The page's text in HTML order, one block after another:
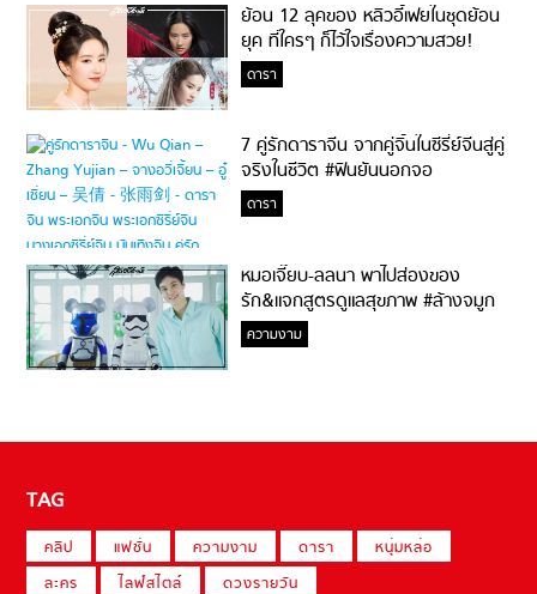
ย้อน 12 ลุคของ หลิวอี้เฟยในชุดย้อน
ยุค ที่ใครๆ ก็ไว้ใจเรื่องความสวย!
ดารา
7 คู่รักดาราจีน จากคู่จิ้นในซีรี่ย์จีนสู่คู่
จริงในชีวิต #ฟินยันนอกจอ
ดารา
หมอเจี๊ยบ-ลลนา พาไปส่องของ
รัก&แจกสูตรดูแลสุขภาพ #ล้างจมูก
ไม่ยากจะสอนให้
ความงาม
TAG
คลิป แฟชั่น ความงาม ดารา
หนุ่มหล่อ
ละคร
ไลฟ์สไตล์ ดวงรายวัน